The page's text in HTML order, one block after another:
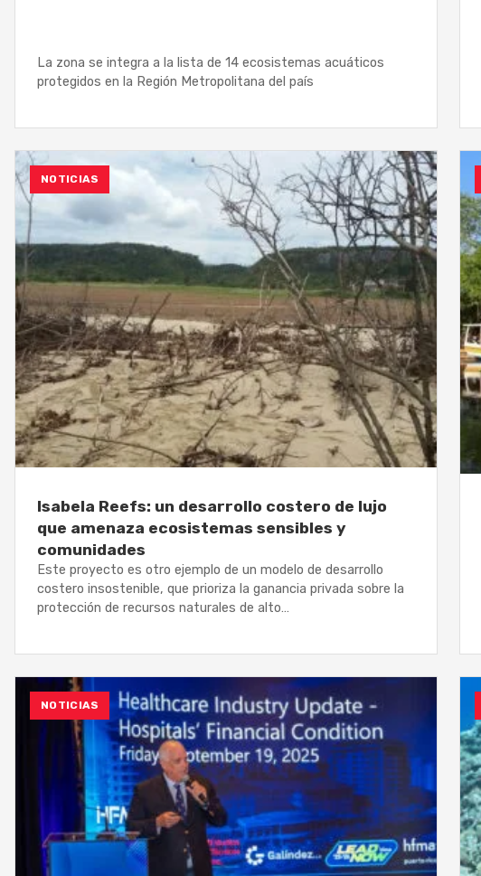
La zona se integra a la lista de 14 ecosistemas acuáticos
protegidos en la Región Metropolitana del país
NOTICIAS
Isabela Reefs: un desarrollo costero de lujo
que amenaza ecosistemas sensibles y
comunidades
Este proyecto es otro ejemplo de un modelo de desarrollo
costero insostenible, que prioriza la ganancia privada sobre la
protección de recursos naturales de alto…
NOTICIAS